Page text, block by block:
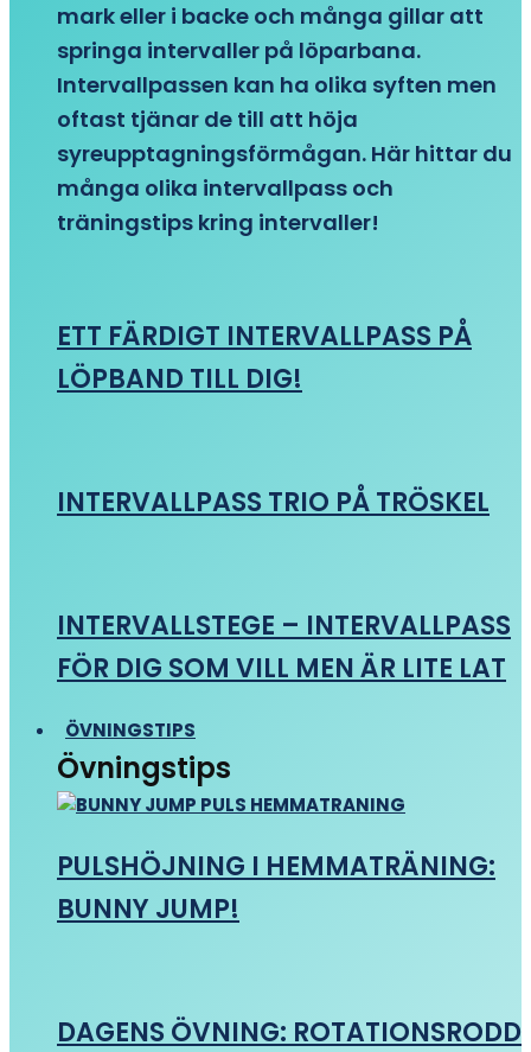
mark eller i backe och många gillar att
springa intervaller på löparbana.
Intervallpassen kan ha olika syften men
oftast tjänar de till att höja
syreupptagningsförmågan. Här hittar du
många olika intervallpass och
träningstips kring intervaller!
ETT FÄRDIGT INTERVALLPASS PÅ
LÖPBAND TILL DIG!
INTERVALLPASS TRIO PÅ TRÖSKEL
INTERVALLSTEGE – INTERVALLPASS
FÖR DIG SOM VILL MEN ÄR LITE LAT
ÖVNINGSTIPS
Övningstips
PULSHÖJNING I HEMMATRÄNING:
BUNNY JUMP!
DAGENS ÖVNING: ROTATIONSRODD